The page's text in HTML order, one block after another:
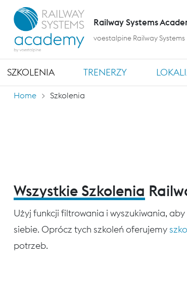
SZKOLENIA TRENERZY
Railway Systems
voestalpine Railway Systems
Home Szkolenia
Wszystkie Szkolenia
Użyj funkcji filtrowania i wyszukiwania,
siebie. Oprócz tych szkoleń oferujemy
potrzeb.